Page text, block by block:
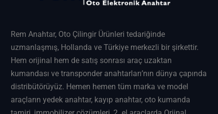
Rem Anahtar, Oto Çilingir Ürünleri tedariğinde
uzmanlaşmış, Hollanda ve Türkiye merkezli bir şirkettir.
Hem orijinal hem de satış sonrası araç uzaktan
kumandası ve transponder anahtarları’nın dünya çapında
distribütörüyüz. Hemen hemen tüm marka ve model
araçların yedek anahtar, kayıp anahtar, oto kumanda